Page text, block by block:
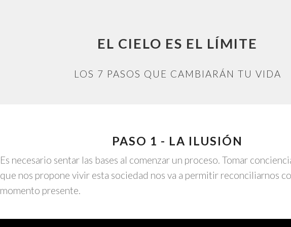
EL CIELO ES EL LÍMITE
LOS 7 PASOS QUE CAMBIARÁN TU VIDA
PASO 1 - LA ILUSIÓN
Es necesario sentar las bases al comenzar un proceso. Tomar
que nos propone vivir esta sociedad nos va a permitir reconciliarnos
momento presente.